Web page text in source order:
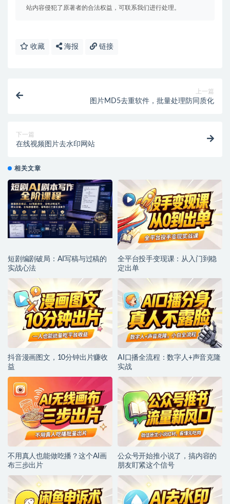
站内容侵犯了原著者的合法权益，可联系我们进行处理。
收藏 海报 链接
上一篇
图片MD5去重软件，批量处理防同质化
下一篇
在线视频图片去水印网站
相关文章
短剧编剧破局：AI写稿与过稿的
实战心法
全平台投手变现课：从入门到稳
定出单
抖音漫画图文，10分钟出片赚收
益
AI口播全流程：数字人+声音克隆
实战
不用真人也能做吃播？这个AI画
布三步出片
公众号开始推小说了，搞内容的
朋友盯紧这个信号